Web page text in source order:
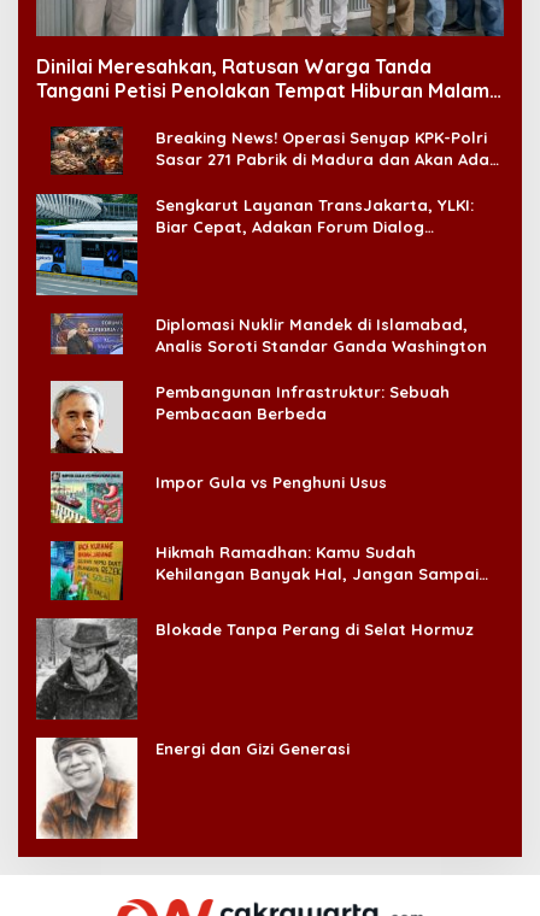
Dinilai Meresahkan, Ratusan Warga Tanda
Tangani Petisi Penolakan Tempat Hiburan Malam
Breaking News! Operasi Senyap KPK-Polri
Sasar 271 Pabrik di Madura dan Akan Ada
Sengkarut Layanan TransJakarta, YLKI:
Biar Cepat, Adakan Forum Dialog
Diplomasi Nuklir Mandek di Islamabad,
Analis Soroti Standar Ganda Washington
Pembangunan Infrastruktur: Sebuah
Pembacaan Berbeda
Impor Gula vs Penghuni Usus
Hikmah Ramadhan: Kamu Sudah
Kehilangan Banyak Hal, Jangan Sampai
Blokade Tanpa Perang di Selat Hormuz
Energi dan Gizi Generasi